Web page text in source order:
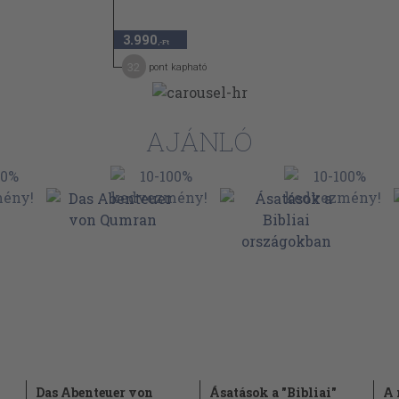
355
373
3.990 ,-Ft
pont kapható
AJÁNLÓ
Das Abenteuer von
Ásatások a "Bibliai"
A